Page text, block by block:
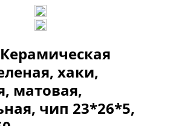
Керамическая
хаки,
матовая,
чип 23*26*5,